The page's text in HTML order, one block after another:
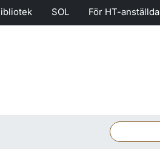
SOL För HT-anställda